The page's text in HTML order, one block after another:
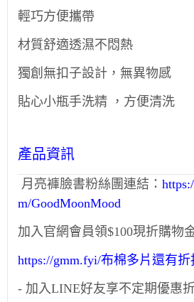
輕巧方便攜帶
材質舒適透濕不悶熱
獨創無扣⼦設計，無異物感
貼心⼩瓶⼿洗精 ，方便清洗
產品資訊
月亮褲臉書粉絲團連結：
m/GoodMoonMood
加入官網會員領$100現折購物
https://gmm.fyi/布棉多片還有折
- 加入LINE好友享不定期優惠折